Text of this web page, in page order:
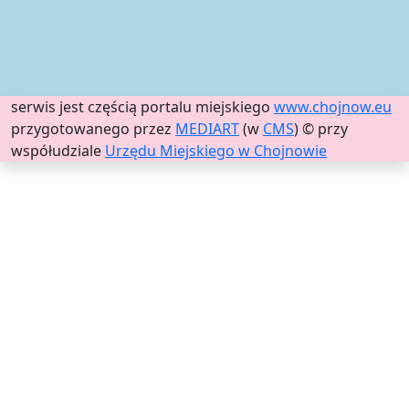
serwis jest częścią portalu miejskiego www.chojnow.eu
przygotowanego przez MEDIART(w CMS) © przy
współudziale Urzędu Miejskiego w Chojnowie